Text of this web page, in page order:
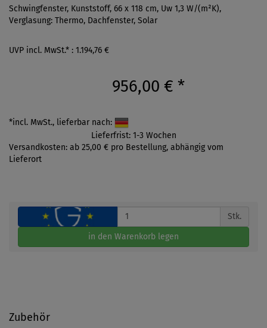
Schwingfenster, Kunststoff, 66 x 118 cm, Uw 1,3 W/(m²K),
Verglasung: Thermo, Dachfenster, Solar
UVP incl. MwSt.* : 1.194,76 €
956,00 € *
*incl. MwSt., lieferbar nach:
Lieferfrist: 1-3 Wochen
Versandkosten: ab 25,00 € pro Bestellung, abhängig vom
Lieferort
Stk.
in den Warenkorb legen
Zubehör